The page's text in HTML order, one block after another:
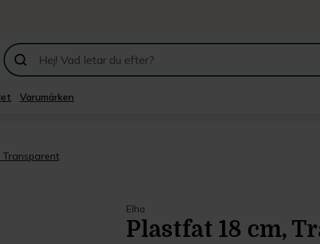
Varumärken
Transparent
Elho
Plastfat 18 cm,